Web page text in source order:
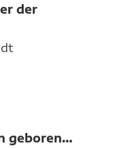
der
geboren…